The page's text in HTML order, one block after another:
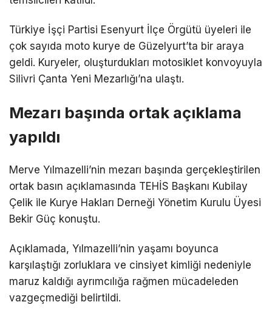
Türkiye İşçi Partisi Esenyurt İlçe Örgütü üyeleri ile
çok sayıda moto kurye de Güzelyurt’ta bir araya
geldi. Kuryeler, oluşturdukları motosiklet konvoyuyla
Silivri Çanta Yeni Mezarlığı’na ulaştı.
Mezarı başında ortak açıklama
yapıldı
Merve Yılmazelli’nin mezarı başında gerçekleştirilen
ortak basın açıklamasında TEHİS Başkanı Kubilay
Çelik ile Kurye Hakları Derneği Yönetim Kurulu Üyesi
Bekir Güç konuştu.
Açıklamada, Yılmazelli’nin yaşamı boyunca
karşılaştığı zorluklara ve cinsiyet kimliği nedeniyle
maruz kaldığı ayrımcılığa rağmen mücadeleden
vazgeçmediği belirtildi.